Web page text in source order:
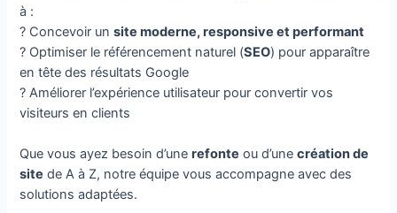
à :
? Concevoir unsite moderne, responsive et performant
? Optimiser le référencement naturel (SEO) pour apparaître
en tête des résultats Google
? Améliorer l’expérience utilisateur pour convertir vos
visiteurs en clients
Que vous ayez besoin d’unerefonte ou d’unecréation de
site de A à Z, notre équipe vous accompagne avec des
solutions adaptées.